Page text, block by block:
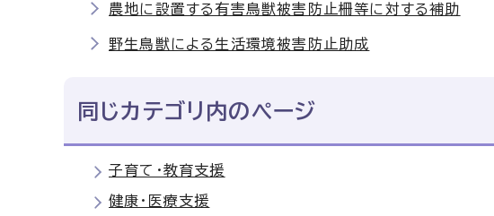
農地に設置する有害鳥獣被害防止柵等に対する補助
野生鳥獣による生活環境被害防止助成
同じカテゴリ内のページ
子育て・教育支援
健康・医療支援